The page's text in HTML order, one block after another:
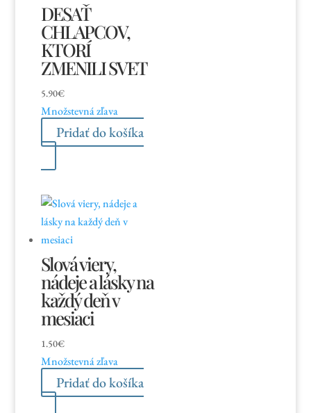
DESAŤ
CHLAPCOV,
KTORÍ
ZMENILI SVET
5.90€
Množstevná zľava
Pridať do košíka
Slová viery,
nádeje a lásky na
každý deň v
mesiaci
1.50€
Množstevná zľava
Pridať do košíka